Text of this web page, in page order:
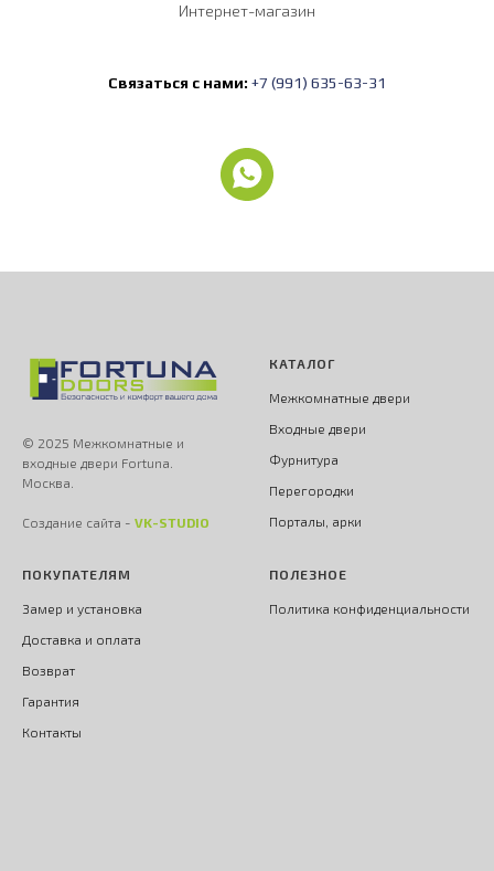
Интернет-магазин
Связаться с нами: +7 (991) 635-63-31
© 2025 Межкомнатные и
входные двери Fortuna.
Москва.
Создание сайта - VK-STUDIO
КАТАЛОГ
Межкомнатные двери
Входные двери
Фурнитура
Перегородки
Порталы, арки
ПОКУПАТЕЛЯМ
Замер и установка
Доставка и оплата
Возврат
Гарантия
Контакты
ПОЛЕЗНОЕ
Политика конфиденциальности